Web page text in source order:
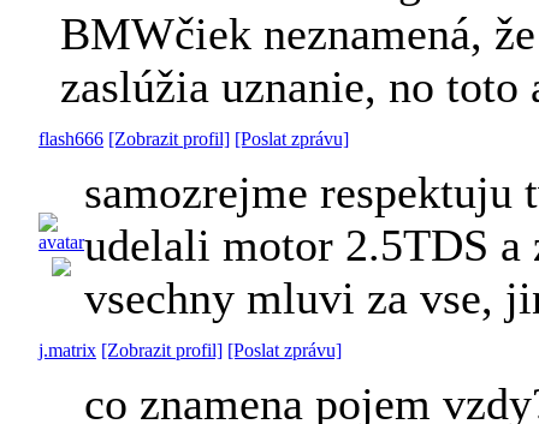
BMWčiek neznamená,
zaslúžia uznanie, no toto
flash666 [Zobrazit profil] [Poslat zprávu]
samozrejme
udelali motor 2.5TDS
vsechny mluvi za vse,
j.matrix [Zobrazit profil] [Poslat zprávu]
co znamena pojem